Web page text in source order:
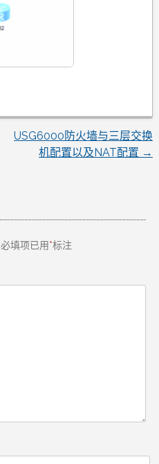
USG6000防火墙与三层交换
机配置以及NAT配置 →
必填项已用*标注